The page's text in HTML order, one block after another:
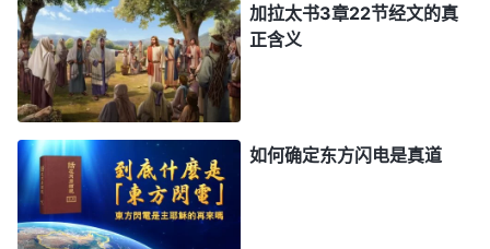
聚会时，我说出了自己的困惑：“林姊妹、王弟
兄，你们说神又作了新的工作，发表了新说话，可我
从小就听牧师讲，神的作工说话都在圣经里，基督徒
于这个问题你们是怎么看的，请你们交通一下。”林
姊妹听后交通道：“姊妹，我们随从宗教界的牧师长
老认为神的作工说话都在圣经里，离开圣经就是偏离
加拉太书3章22节经文的真
正含义
如何确定东方闪电是真道